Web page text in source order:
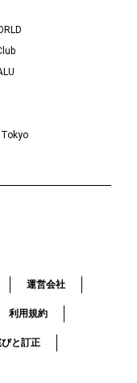
運営会社
利用規約
びと訂正